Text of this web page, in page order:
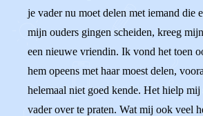
je vader nu moet delen met iemand die
mijn ouders gingen scheiden, kreeg
een nieuwe vriendin. Ik vond het toen
hem opeens met haar moest delen,
helemaal niet goed kende. Het hielp
vader over te praten. Wat mij ook veel